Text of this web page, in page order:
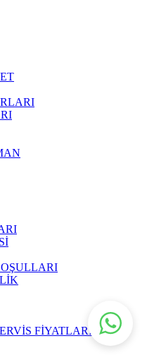
FİYATLARI